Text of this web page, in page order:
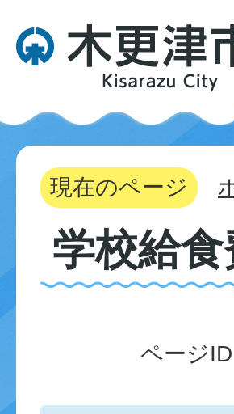
現在のページ
学校給
ページ